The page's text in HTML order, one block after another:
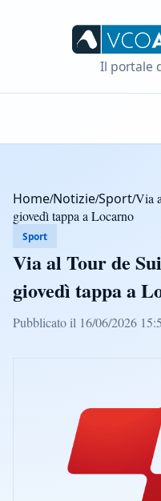
Il portale
Home/Notizie/Sport/Via
giovedì tappa a Locarno
Sport
Via al Tour de
giovedì tappa a
Pubblicato il 16/06/2026